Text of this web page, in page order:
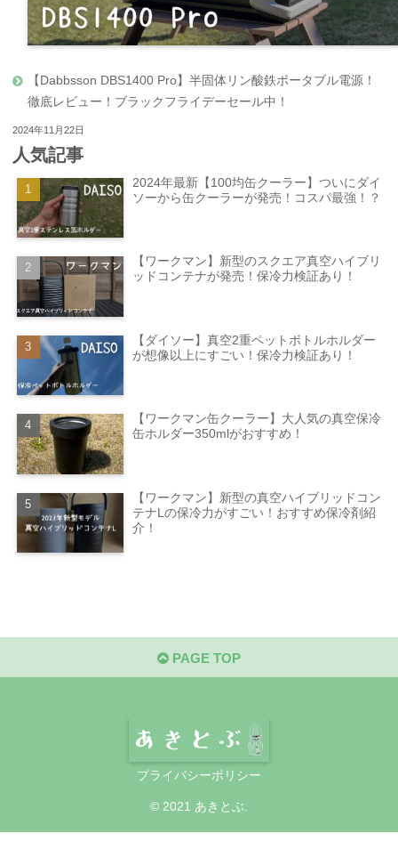
【Dabbsson DBS1400 Pro】半固体リン酸鉄ポータブル電源！
徹底レビュー！ブラックフライデーセール中！
2024年11月22日
人気記事
2024年最新【100均缶クーラー】ついにダイ
ソーから缶クーラーが発売！コスパ最強！？
【ワークマン】新型のスクエア真空ハイブリ
ッドコンテナが発売！保冷力検証あり！
【ダイソー】真空2重ペットボトルホルダー
が想像以上にすごい！保冷力検証あり！
【ワークマン缶クーラー】大人気の真空保冷
缶ホルダー350mlがおすすめ！
【ワークマン】新型の真空ハイブリッドコン
テナLの保冷力がすごい！おすすめ保冷剤紹
介！
PAGE TOP
プライバシーポリシー
© 2021 あきとぶ.